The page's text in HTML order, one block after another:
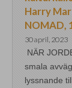
Harry
NOMAD,
30 april, 2023
NÄR
smala
lyssnande